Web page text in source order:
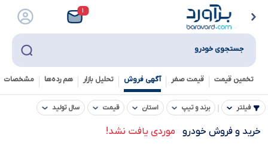
۱
جستجوی خودرو
تخمین قیمت قیمت صفر آگهی فروش تحلیل بازار هم رده‌ها‌ مشخصات
فیلتر برند و تیپ استان قیمت سال تولید
خرید و فروش خودرو موردی یافت نشد!